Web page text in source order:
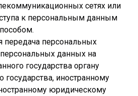
сетях или
к персональным данным
передача персональных
данных на
государства органу
государства, иностранному
юридическому